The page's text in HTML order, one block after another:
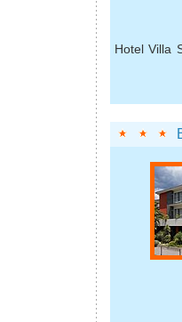
Hotel Villa